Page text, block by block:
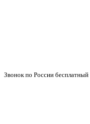
Звонок по России бесплатный